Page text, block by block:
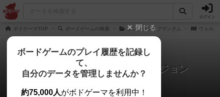
ログイン
ボドゲーマTOP ボードゲームの検索 ダンジョンオブマンダム ウェルカ
ウェルカム・トゥ・ザ・ダンジョン
0件のリプレイ日記
閉じる
ボードゲームのプレイ履歴を記録し
て、
自分のデータを管理しませんか？
約75,000人がボドゲーマを利用中！